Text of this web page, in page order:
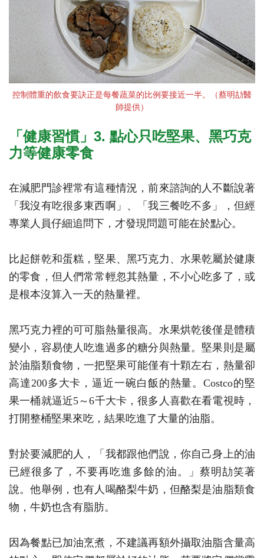
控制體重的飲食要訣正是每餐蔬菜的比例要接近一半。（蔡明劼醫
師提供）
「健康習慣」 3. 點心只吃堅果、黑巧克
力等健康零食
在減肥門診裡常有這種情況，前來諮詢的人不斷說著
「我沒有吃很多東西啊」、「我三餐吃不多」，但經
專業人員仔細追問下，才發現問題可能在於點心。
比起餅乾和蛋糕，堅果、黑巧克力、水果乾屬於健康
的零食，但人們常常輕忽其熱量，不小心吃多了，或
是根本沒算入一天的熱量裡。
黑巧克力裡的可可脂熱量很高。水果烘乾後僅是體積
變小，容易使人吃進過多的糖分與熱量。堅果則是屬
於油脂類食物，一把堅果可能僅有十顆左右，熱量卻
高達200多大卡，逼近一碗白飯的熱量。Costco的堅
果一桶就逼近5～6千大卡，很多人喜歡在看電視時，
打開整桶堅果來吃，結果吃進了大量的油脂。
對於要減肥的人，「我都跟他們說，你自己身上的油
已經很多了，不要再吃進多餘的油。」蔡明劼笑著
說。他舉例，也有人喝酪梨牛奶，但酪梨是油脂類食
物，牛奶也含有脂肪。
因為餐點已加油烹煮，不建議再額外攝取油脂含量高